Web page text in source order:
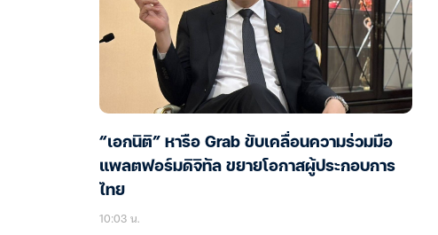
“เอกนิติ” หารือ Grab ขับเคลื่อนความร่วมมือ
แพลตฟอร์มดิจิทัล ขยายโอกาสผู้ประกอบการ
ไทย
10:03 น.